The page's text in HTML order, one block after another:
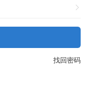
找回密码